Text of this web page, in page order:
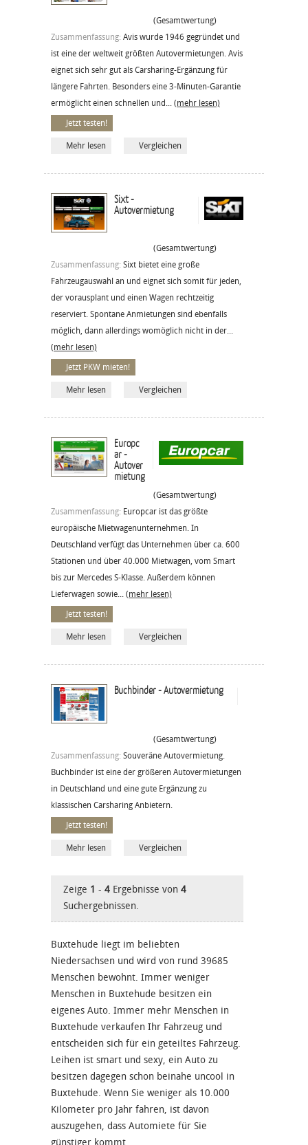
(Gesamtwertung)
Zusammenfassung: Avis wurde 1946 gegründet und
ist eine der weltweit größten Autovermietungen. Avis
eignet sich sehr gut als Carsharing-Ergänzung für
längere Fahrten. Besonders eine 3-Minuten-Garantie
ermöglicht einen schnellen und... (mehr lesen)
Jetzt testen!
Mehr lesen Vergleichen
Sixt -
Autovermietung
(Gesamtwertung)
Zusammenfassung: Sixt bietet eine große
Fahrzeugauswahl an und eignet sich somit für jeden,
der vorausplant und einen Wagen rechtzeitig
reserviert. Spontane Anmietungen sind ebenfalls
möglich, dann allerdings womöglich nicht in der...
(mehr lesen)
Jetzt PKW mieten!
Mehr lesen Vergleichen
Europc
ar -
Autover
mietung
(Gesamtwertung)
Zusammenfassung: Europcar ist das größte
europäische Mietwagenunternehmen. In
Deutschland verfügt das Unternehmen über ca. 600
Stationen und über 40.000 Mietwagen, vom Smart
bis zur Mercedes S-Klasse. Außerdem können
Lieferwagen sowie... (mehr lesen)
Jetzt testen!
Mehr lesen Vergleichen
Buchbinder - Autovermietung
(Gesamtwertung)
Zusammenfassung: Souveräne Autovermietung.
Buchbinder ist eine der größeren Autovermietungen
in Deutschland und eine gute Ergänzung zu
klassischen Carsharing Anbietern.
Jetzt testen!
Mehr lesen Vergleichen
Zeige 1 - 4 Ergebnisse von 4
Suchergebnissen.
Buxtehude liegt im beliebten
Niedersachsen und wird von rund 39685
Menschen bewohnt. Immer weniger
Menschen in Buxtehude besitzen ein
eigenes Auto. Immer mehr Menschen in
Buxtehude verkaufen Ihr Fahrzeug und
entscheiden sich für ein geteiltes Fahrzeug.
Leihen ist smart und sexy, ein Auto zu
besitzen dagegen schon beinahe uncool in
Buxtehude. Wenn Sie weniger als 10.000
Kilometer pro Jahr fahren, ist davon
auszugehen, dass Automiete für Sie
günstiger kommt.